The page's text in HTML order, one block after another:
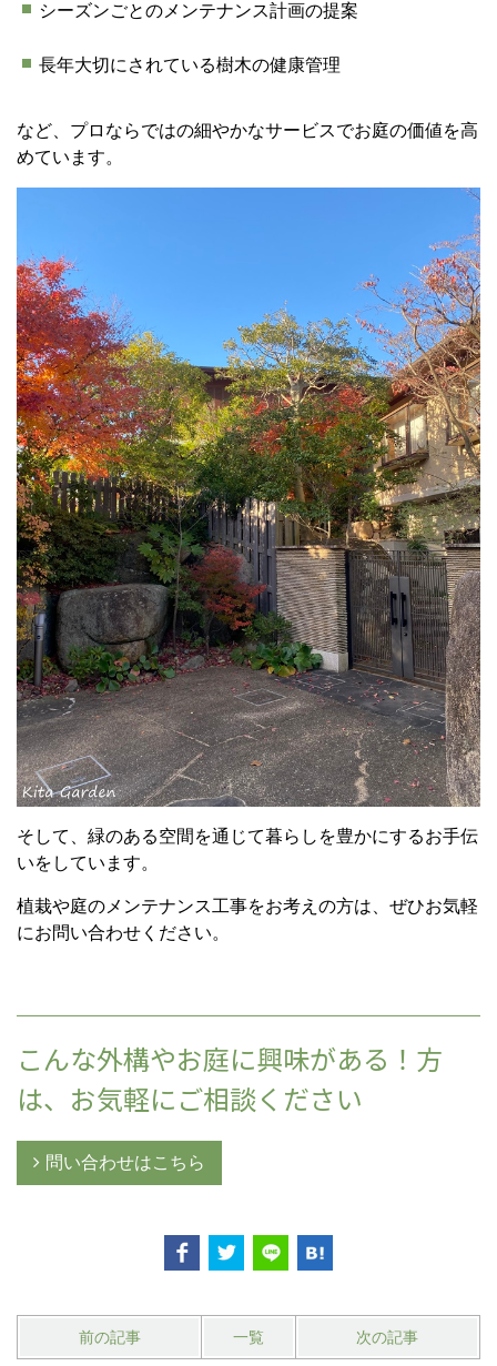
シーズンごとのメンテナンス計画の提案
長年大切にされている樹木の健康管理
など、プロならではの細やかなサービスでお庭の価値を高
めています。
そして、緑のある空間を通じて暮らしを豊かにするお手伝
いをしています。
植栽や庭のメンテナンス工事をお考えの方は、ぜひお気軽
にお問い合わせください。
こんな外構やお庭に興味がある！方
は、お気軽にご相談ください
問い合わせはこちら
前の記事 一覧 次の記事